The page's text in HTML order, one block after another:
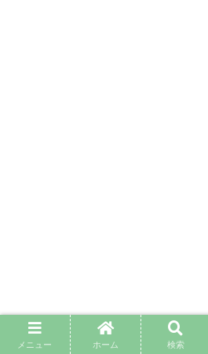
メニュー ホーム 検索